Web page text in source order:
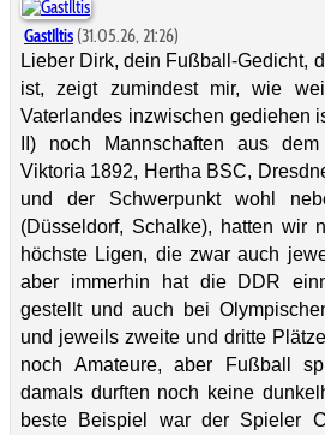
GastIltis (31.05.26, 21:26)
Lieber Dirk, dein Fußball-Gedicht,
ist, zeigt zumindest mir, wie
Vaterlandes inzwischen gediehen
II) noch Mannschaften aus
Viktoria 1892, Hertha BSC,
und der Schwerpunkt wohl
(Düsseldorf, Schalke), hatten wir
höchste Ligen, die zwar auch
aber immerhin hat die DDR
gestellt und auch bei
und jeweils zweite und dritte
noch Amateure, aber Fußball
damals durften noch keine
beste Beispiel war der Spieler